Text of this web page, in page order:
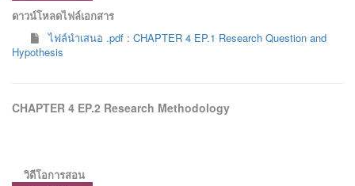
ดาวน์โหลดไฟล์เอกสาร
ไฟล์นำเสนอ .pdf : CHAPTER 4 EP.1 Research Question and
Hypothesis
CHAPTER 4 EP.2 Research Methodology
วิดีโอการสอน